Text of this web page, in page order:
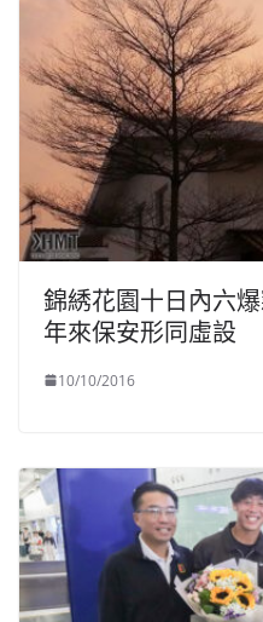
錦綉花園十日內六
年來保安形同虛設
10/10/2016